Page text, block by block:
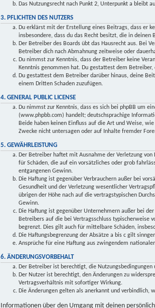
Das Nutzungsrecht nach Punkt 2, Unterpunkt a bleibt
3. PFLICHTEN DES NUTZERS
Du erklärst mit der Erstellung eines Beitrags, dass er
insbesondere, dass du das Recht besitzt, die in
Der Betreiber des Boards übt das Hausrecht aus. Bei
Betreiber dich nach Abmahnung zeitweise oder
Du nimmst zur Kenntnis, dass der Betreiber keine
Kenntnis genommen hat. Du gestattest dem
Du gestattest dem Betreiber darüber hinaus, deine
einem Dritten Schaden zuzufügen.
4. GENERAL PUBLIC LICENSE
Du nimmst zur Kenntnis, dass es sich bei phpBB um
(www.phpbb.com) handelt; deutschsprachige
Beide haben keinen Einfluss auf die Art und Weise,
Zwecke nicht untersagen oder auf Inhalte fremder
5. GEWÄHRLEISTUNG
Der Betreiber haftet mit Ausnahme der Verletzung
für Schäden, die auf ein vorsätzliches oder grob
entgangenen Gewinn.
Die Haftung ist gegenüber Verbrauchern außer bei
Gesundheit und der Verletzung wesentlicher
übrigen der Höhe nach auf die vertragstypischen
Gewinn.
Die Haftung ist gegenüber Unternehmern außer bei
Betreibers auf die bei Vertragsschluss typischerweise
begrenzt. Dies gilt auch für mittelbare Schäden,
Die Haftungsbegrenzung der Absätze a bis c gilt
Ansprüche für eine Haftung aus zwingendem
6. ÄNDERUNGSVORBEHALT
Der Betreiber ist berechtigt, die
Der Nutzer ist berechtigt, den Änderungen zu
Vertragsverhältnis mit sofortiger Wirkung.
Die Änderungen gelten als anerkannt und verbindlich,
Informationen über den Umgang mit deinen